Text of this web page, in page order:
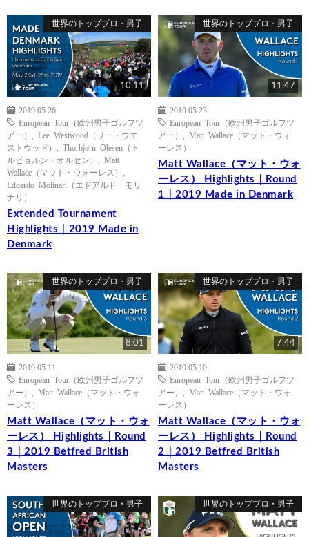
世界のトッププロ・男子
10:11
2019.05.26
European Tour（欧州男子ゴルフツ
アー）
Lee Westwood（リー・ウエ
ストウッド）
Thorbjørn Olesen（ト
ルビョルン・オルセン）
Matt
Wallace（マット・ウォーレス）
Edoardo Molinari（エドアルド・モリ
ナリ）
Extended Tournament
Highlights｜2019 Made in
Denmark
世界のトッププロ・男子
11:47
2019.05.23
European Tour（欧州男子ゴルフツ
アー）
Matt Wallace（マット・ウォ
ーレス）
Matt Wallace（マット・ウォ
ーレス） Highlights｜Round
1｜2019 Made in Denmark
世界のトッププロ・男子
8:01
2019.05.11
European Tour（欧州男子ゴルフツ
アー）
Matt Wallace（マット・ウォ
ーレス）
Matt Wallace（マット・ウォ
ーレス） Highlights｜Round
3｜2019 Betfred British
Masters
世界のトッププロ・男子
7:44
2019.05.10
European Tour（欧州男子ゴルフツ
アー）
Matt Wallace（マット・ウォ
ーレス）
Matt Wallace（マット・ウォ
ーレス） Highlights｜Round
2｜2019 Betfred British
Masters
世界のトッププロ・男子 世界のトッププロ・男子